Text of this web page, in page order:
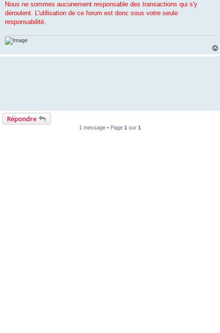
Nous ne sommes aucunement responsable des transactions qui s'y
déroulent. L'utilisation de ce forum est donc sous votre seule
responsabilité.
Répondre
1 message • Page 1 sur 1